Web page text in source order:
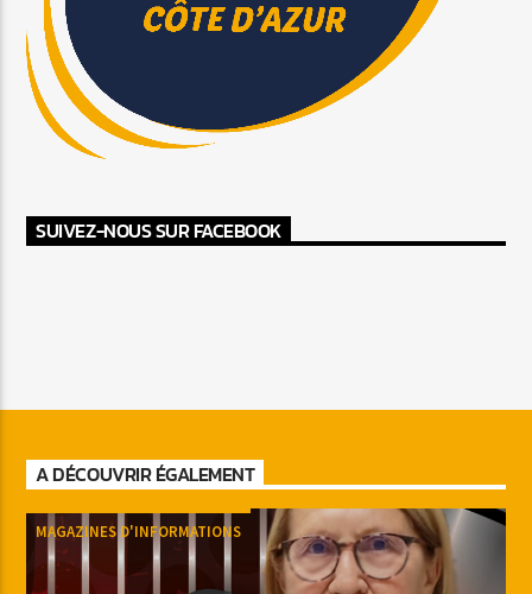
SUIVEZ-NOUS SUR FACEBOOK
A DÉCOUVRIR ÉGALEMENT
MAGAZINES D'INFORMATIONS